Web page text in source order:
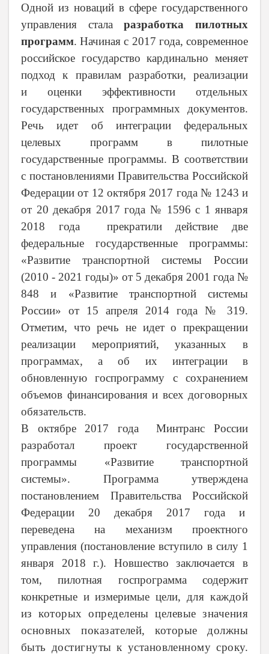
Одной из новаций в сфере государственного
управления сталаразработка пилотных
программ. Начиная с 2017 года, современное
российское государство кардинально меняет
подход к правилам разработки, реализации
и оценки эффективности отдельных
государственных программных документов.
Речь идет об интеграции федеральных
целевых программ в пилотные
государственные программы. В соответствии
с постановлениями Правительства Российской
Федерации от 12 октября 2017 года № 1243 и
от 20 декабря 2017 года № 1596 с 1 января
2018 года прекратили действие две
федеральные государственные программы:
«Развитие транспортной системы России
(2010 - 2021 годы)» от 5 декабря 2001 года №
848 и «Развитие транспортной системы
России» от 15 апреля 2014 года № 319.
Отметим, что речь не идет о прекращении
реализации мероприятий, указанных в
программах, а об их интеграции в
обновленную госпрограмму с сохранением
объемов финансирования и всех договорных
обязательств.
В октябре 2017 года
Минтранс России
разработал проект государственной
программы «Развитие транспортной
системы». Программа утверждена
постановлением Правительства Российской
Федерации 20 декабря 2017 года и
переведена на механизм проектного
управления (постановление вступило в силу 1
января 2018 г.). Новшество заключается в
том, пилотная госпрограмма содержит
конкретные и измеримые цели, для каждой
из которых определены целевые значения
основных показателей, которые должны
быть достигнуты к установленному сроку.